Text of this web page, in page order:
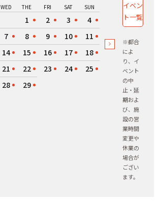
WED THE FRI SAT SUN
1 2 3
4
7 8 9 10
11
14 15 16 17
18
21 22 23 24
25
28 29
イベン
ト一覧
※都合
によ
り、イ
ベント
の中
止・延
期およ
び、施
設の営
業時間
変更や
休業の
場合が
ござい
ます。